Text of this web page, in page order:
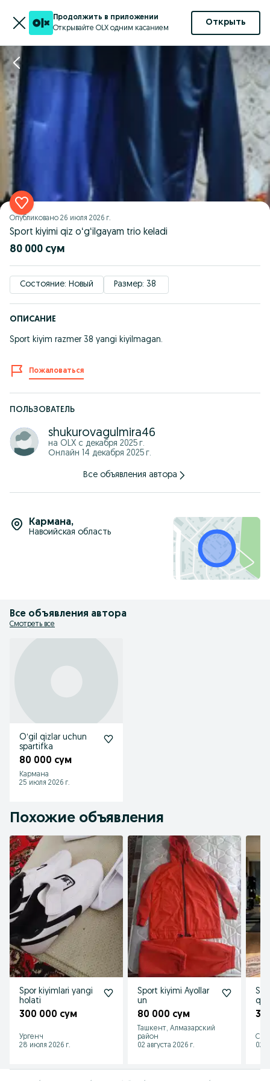
Продолжить в приложении
Открывайте OLX одним касанием
Открыть
Опубликовано 26 июля 2026 г.
Sport kiyimi qiz oʻgʻilgayam trio keladi
80 000 сум
Состояние: Новый Размер: 38
ОПИСАНИЕ
Sport kiyim razmer 38 yangi kiyilmagan.
Пожаловаться
ПОЛЬЗОВАТЕЛЬ
shukurovagulmira46
на OLX с декабря 2025 г.
Онлайн 14 декабря 2025 г.
Все объявления автора
Кармана,
Навоийская область
Все объявления автора
Смотреть все
Oʻgil qizlar uchun
spartifka
80 000 сум
Кармана
25 июля 2026 г.
Похожие объявления
Spor kiyimlari yangi
holati
300 000 сум
Ургенч
28 июля 2026 г.
Sport kiyimi Ayollar
un
80 000 сум
Ташкент, Алмазарский
район
02 августа 2026 г.
30
02